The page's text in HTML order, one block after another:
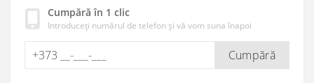
Cumpără în 1 clic
Introduceți numărul de telefon și vă vom suna înapoi
Cumpără